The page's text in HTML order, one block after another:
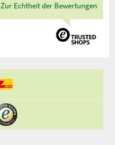
Zur Echtheit der Bewertungen